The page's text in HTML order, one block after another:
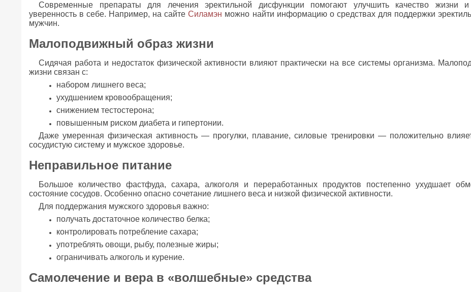
Современные препараты для лечения эректильной дисфункции помогают улучшить качество жизни и
уверенность в себе. Например, на сайтеСиламэн можно найти информацию о средствах для поддержки
мужчин.
Малоподвижный образ жизни
Сидячая работа и недостаток физической активности влияют практически на все системы организма.
жизни связан с:
набором лишнего веса;
ухудшением кровообращения;
снижением тестостерона;
повышенным риском диабета и гипертонии.
Даже умеренная физическая активность — прогулки, плавание, силовые тренировки — положительно
сосудистую систему и мужское здоровье.
Неправильное питание
Большое количество фастфуда, сахара, алкоголя и переработанных продуктов постепенно ухудшает
состояние сосудов. Особенно опасно сочетание лишнего веса и низкой физической активности.
Для поддержания мужского здоровья важно:
получать достаточное количество белка;
контролировать потребление сахара;
употреблять овощи, рыбу, полезные жиры;
ограничивать алкоголь и курение.
Самолечение и вера в «волшебные» средства